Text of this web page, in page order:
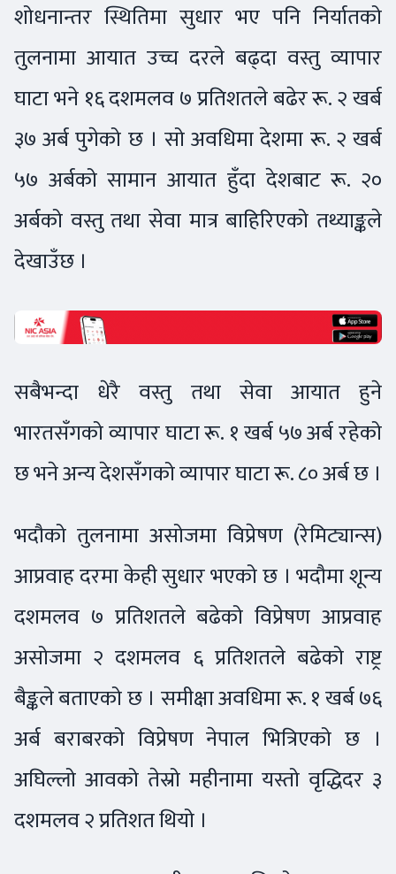
शोधनान्तर स्थितिमा सुधार भए पनि निर्यातको
तुलनामा आयात उच्च दरले बढ्दा वस्तु व्यापार
घाटा भने १६ दशमलव ७ प्रतिशतले बढेर रू. २ खर्ब
३७ अर्ब पुगेको छ । सो अवधिमा देशमा रू. २ खर्ब
५७ अर्बको सामान आयात हुँदा देशबाट रू. २०
अर्बको वस्तु तथा सेवा मात्र बाहिरिएको तथ्याङ्कले
देखाउँछ ।
सबैभन्दा धेरै वस्तु तथा सेवा आयात हुने
भारतसँगको व्यापार घाटा रू. १ खर्ब ५७ अर्ब रहेको
छ भने अन्य देशसँगको व्यापार घाटा रू. ८० अर्ब छ ।
भदौको तुलनामा असोजमा विप्रेषण (रेमिट्यान्स)
आप्रवाह दरमा केही सुधार भएको छ । भदौमा शून्य
दशमलव ७ प्रतिशतले बढेको विप्रेषण आप्रवाह
असोजमा २ दशमलव ६ प्रतिशतले बढेको राष्ट्र
बैङ्कले बताएको छ । समीक्षा अवधिमा रू. १ खर्ब ७६
अर्ब बराबरको विप्रेषण नेपाल भित्रिएको छ ।
अघिल्लो आवको तेस्रो महीनामा यस्तो वृद्धिदर ३
दशमलव २ प्रतिशत थियो ।